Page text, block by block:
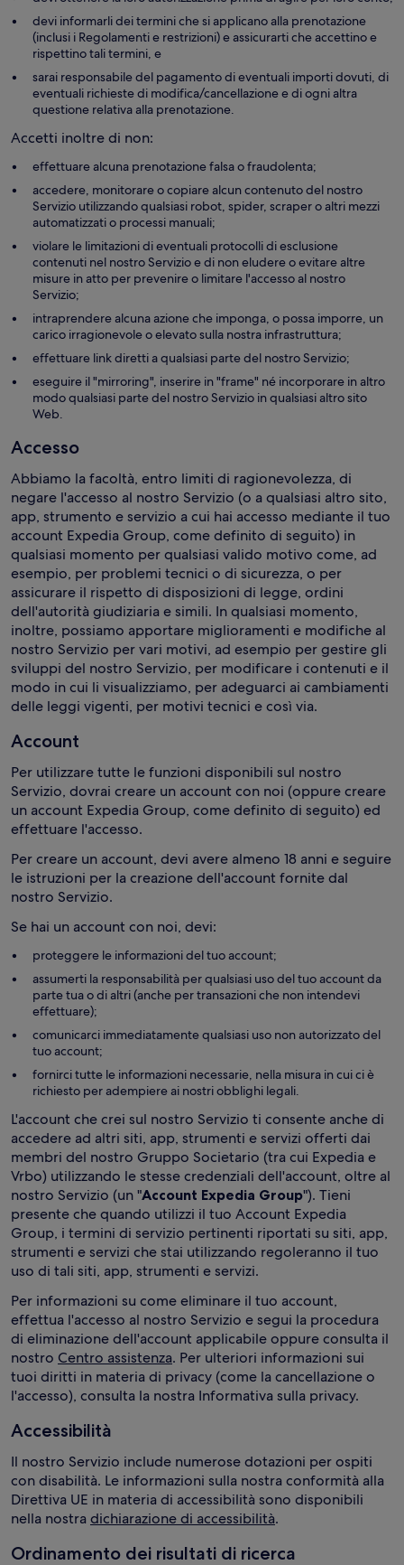
devi informarli dei termini che si applicano alla prenotazione
(inclusi i Regolamenti e restrizioni) e assicurarti che accettino e
rispettino tali termini, e
sarai responsabile del pagamento di eventuali importi dovuti, di
eventuali richieste di modifica/cancellazione e di ogni altra
questione relativa alla prenotazione.
Accetti inoltre di non:
effettuare alcuna prenotazione falsa o fraudolenta;
accedere, monitorare o copiare alcun contenuto del nostro
Servizio utilizzando qualsiasi robot, spider, scraper o altri mezzi
automatizzati o processi manuali;
violare le limitazioni di eventuali protocolli di esclusione
contenuti nel nostro Servizio e di non eludere o evitare altre
misure in atto per prevenire o limitare l'accesso al nostro
Servizio;
intraprendere alcuna azione che imponga, o possa imporre, un
carico irragionevole o elevato sulla nostra infrastruttura;
effettuare link diretti a qualsiasi parte del nostro Servizio;
eseguire il "mirroring", inserire in "frame" né incorporare in altro
modo qualsiasi parte del nostro Servizio in qualsiasi altro sito
Web.
Accesso
Abbiamo la facoltà, entro limiti di ragionevolezza, di
negare l'accesso al nostro Servizio (o a qualsiasi altro sito,
app, strumento e servizio a cui hai accesso mediante il tuo
account Expedia Group, come definito di seguito) in
qualsiasi momento per qualsiasi valido motivo come, ad
esempio, per problemi tecnici o di sicurezza, o per
assicurare il rispetto di disposizioni di legge, ordini
dell'autorità giudiziaria e simili. In qualsiasi momento,
inoltre, possiamo apportare miglioramenti e modifiche al
nostro Servizio per vari motivi, ad esempio per gestire gli
sviluppi del nostro Servizio, per modificare i contenuti e il
modo in cui li visualizziamo, per adeguarci ai cambiamenti
delle leggi vigenti, per motivi tecnici e così via.
Account
Per utilizzare tutte le funzioni disponibili sul nostro
Servizio, dovrai creare un account con noi (oppure creare
un account Expedia Group, come definito di seguito) ed
effettuare l'accesso.
Per creare un account, devi avere almeno 18 anni e seguire
le istruzioni per la creazione dell'account fornite dal
nostro Servizio.
Se hai un account con noi, devi:
proteggere le informazioni del tuo account;
assumerti la responsabilità per qualsiasi uso del tuo account da
parte tua o di altri (anche per transazioni che non intendevi
effettuare);
comunicarci immediatamente qualsiasi uso non autorizzato del
tuo account;
fornirci tutte le informazioni necessarie, nella misura in cui ci è
richiesto per adempiere ai nostri obblighi legali.
L'account che crei sul nostro Servizio ti consente anche di
accedere ad altri siti, app, strumenti e servizi offerti dai
membri del nostro Gruppo Societario (tra cui Expedia e
Vrbo) utilizzando le stesse credenziali dell'account, oltre al
nostro Servizio (un "Account Expedia Group"). Tieni
presente che quando utilizzi il tuo Account Expedia
Group, i termini di servizio pertinenti riportati su siti, app,
strumenti e servizi che stai utilizzando regoleranno il tuo
uso di tali siti, app, strumenti e servizi.
Per informazioni su come eliminare il tuo account,
effettua l'accesso al nostro Servizio e segui la procedura
di eliminazione dell'account applicabile oppure consulta il
nostro Centro assistenza. Per ulteriori informazioni sui
tuoi diritti in materia di privacy (come la cancellazione o
l'accesso), consulta la nostra Informativa sulla privacy.
Accessibilità
Il nostro Servizio include numerose dotazioni per ospiti
con disabilità. Le informazioni sulla nostra conformità alla
Direttiva UE in materia di accessibilità sono disponibili
nella nostradichiarazione di accessibilità.
Ordinamento dei risultati di ricerca